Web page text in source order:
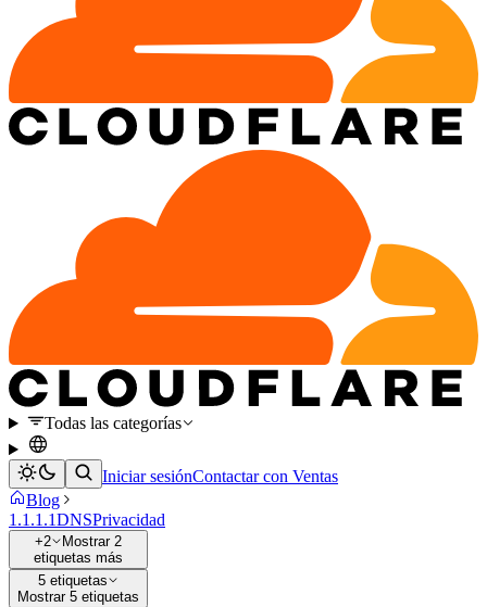
Todas las categorías
Iniciar sesiónContactar con Ventas
Blog
1.1.1.1DNSPrivacidad
+2
Mostrar 2
etiquetas más
5 etiquetas
Mostrar 5 etiquetas